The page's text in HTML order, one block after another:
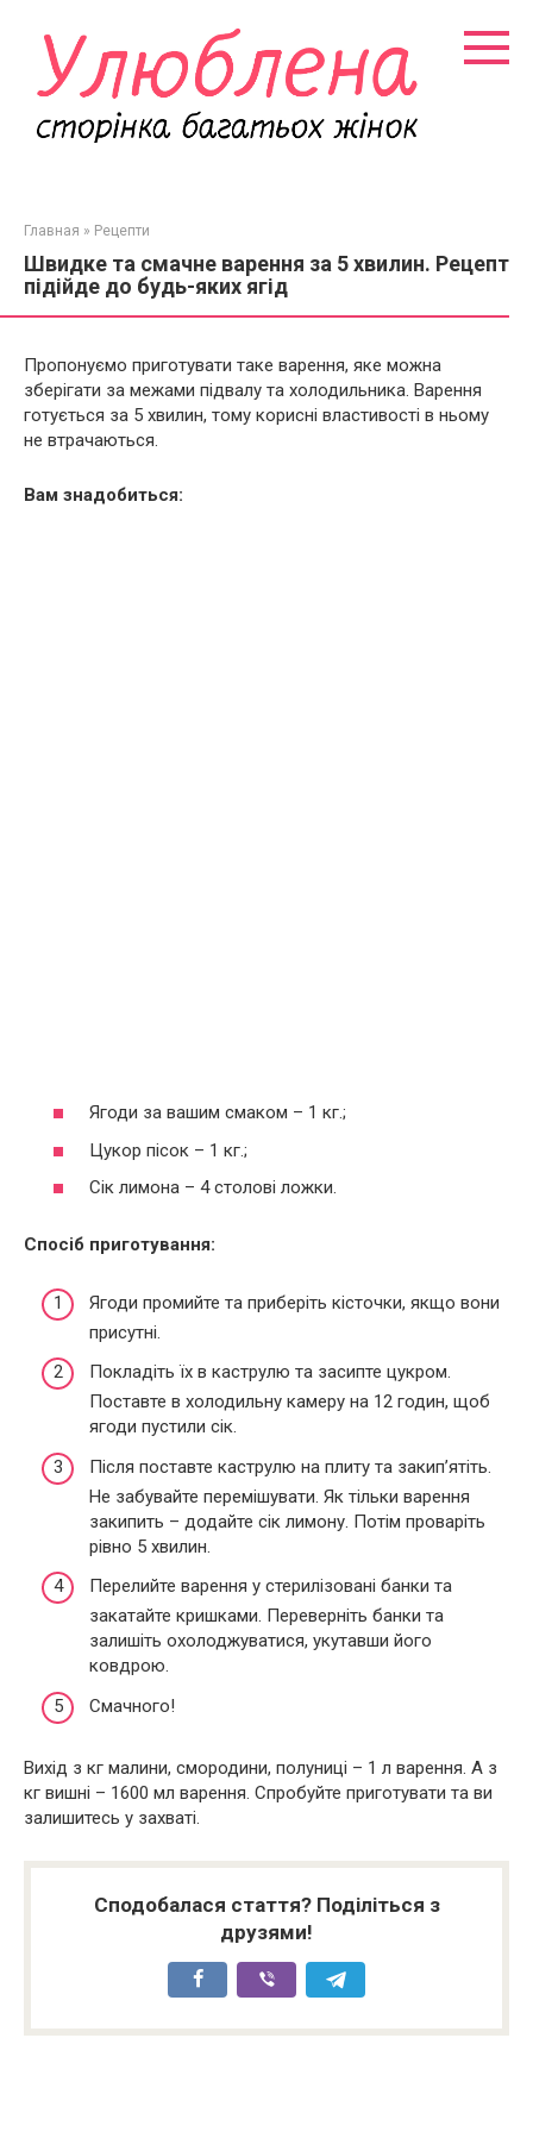
контенту
Главная » Рецепти
Швидке та смачне варення за 5 хвилин. Рецепт
підійде до будь-яких ягід
Пропонуємо приготувати таке варення, яке можна
зберігати за межами підвалу та холодильника. Варення
готується за 5 хвилин, тому корисні властивості в ньому
не втрачаються.
Вам знадобиться:
Ягоди за вашим смаком – 1 кг.;
Цукор пісок – 1 кг.;
Сік лимона – 4 столові ложки.
Спосіб приготування:
Ягоди промийте та приберіть кісточки, якщо вони
присутні.
Покладіть їх в каструлю та засипте цукром.
Поставте в холодильну камеру на 12 годин, щоб
ягоди пустили сік.
Після поставте каструлю на плиту та закип’ятіть.
Не забувайте перемішувати. Як тільки варення
закипить – додайте сік лимону. Потім проваріть
рівно 5 хвилин.
Перелийте варення у стерилізовані банки та
закатайте кришками. Переверніть банки та
залишіть охолоджуватися, укутавши його
ковдрою.
Смачного!
Вихід з кг малини, смородини, полуниці – 1 л варення. А з
кг вишні – 1600 мл варення. Спробуйте приготувати та ви
залишитесь у захваті.
Сподобалася стаття? Поділіться з
друзями!